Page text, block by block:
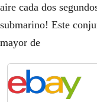
aire cada dos
submarino! Este
mayor de